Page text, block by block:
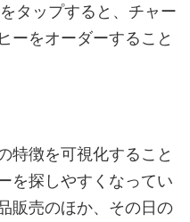
タップすると、チャー
ーをオーダーすること
特徴を可視化すること
を探しやすくなってい
販売のほか、その日の